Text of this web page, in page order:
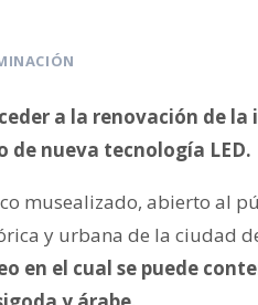
a la renovación de
nueva tecnología LED.
musealizado, abierto al
y urbana de la ciudad
en el cual se puede